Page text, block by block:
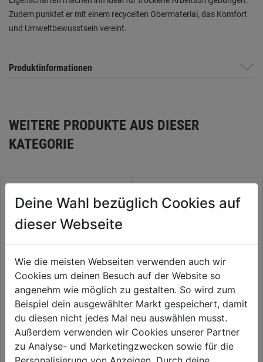
Zudem punktet er mit einem recycelten Obermaterial, das Komfort
und Umweltbewusstsein vereint.
Produktinformationen
WEITERE PRODUKTE AUS DIESER
KATEGORIE
Sicherheitshalbschuh S3
Alessio SRC ESD schw./blau
Low
0.0 (0)
0.0
Sicherheitshochschuh S3
Alessio SRC ESD schw./blau
Mid
0.0 (0)
Deine Wahl bezüglich Cookies auf
dieser Webseite
Wie die meisten Webseiten verwenden auch wir
Cookies um deinen Besuch auf der Website so
angenehm wie möglich zu gestalten. So wird zum
Beispiel dein ausgewählter Markt gespeichert, damit
du diesen nicht jedes Mal neu auswählen musst.
Außerdem verwenden wir Cookies unserer Partner
zu Analyse- und Marketingzwecken sowie für die